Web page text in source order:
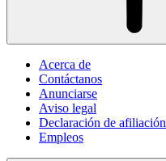
Acerca de
Contáctanos
Anunciarse
Aviso legal
Declaración de afiliación
Empleos